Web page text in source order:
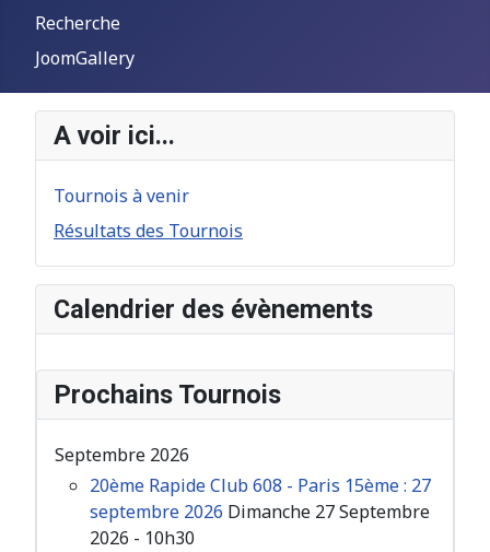
Recherche
JoomGallery
A voir ici...
Tournois à venir
Résultats des Tournois
Calendrier des évènements
Prochains Tournois
Septembre 2026
20ème Rapide Club 608 - Paris 15ème : 27
septembre 2026 Dimanche 27 Septembre
2026 - 10h30